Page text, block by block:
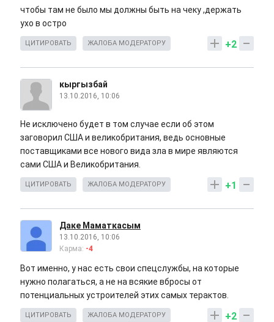
чтобы там не было мы должны быть на чеку ,держать
ухо в остро
+2
ЦИТИРОВАТЬ ЖАЛОБА МОДЕРАТОРУ
кыргызбай
13.10.2016, 10:06
Не исключено будет в том случае если об этом
заговорил США и великобритания, ведь основные
поставщиками все нового вида зла в мире являются
сами США и Великобритания.
+1
ЦИТИРОВАТЬ ЖАЛОБА МОДЕРАТОРУ
Даке Маматкасым
13.10.2016, 10:06
Карма: -4
Вот именно, у нас есть свои спецслужбы, на которые
нужно полагаться, а не на всякие вбросы от
потенциальных устроителей этих самых терактов.
+2
ЦИТИРОВАТЬ ЖАЛОБА МОДЕРАТОРУ